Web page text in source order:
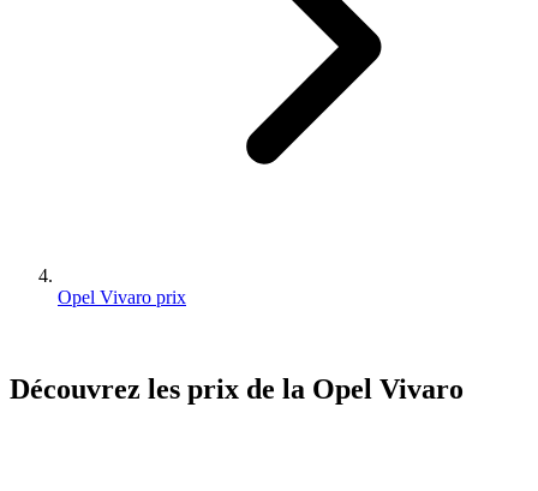
Opel Vivaro prix
Découvrez les prix de la Opel Vivaro